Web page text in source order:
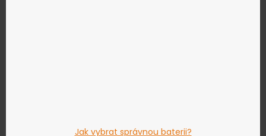
Jak vybrat správnou baterii?